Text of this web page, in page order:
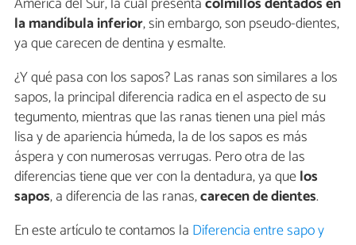
la mandíbula inferior, sin embargo, son pseudo-dientes,
ya que carecen de dentina y esmalte.
¿Y qué pasa con los sapos? Las ranas son similares a los
sapos, la principal diferencia radica en el aspecto de su
tegumento, mientras que las ranas tienen una piel más
lisa y de apariencia húmeda, la de los sapos es más
áspera y con numerosas verrugas. Pero otra de las
diferencias tiene que ver con la dentadura, ya quelos
sapos, a diferencia de las ranas,carecen de dientes.
En este artículo te contamos la Diferencia entre sapo y